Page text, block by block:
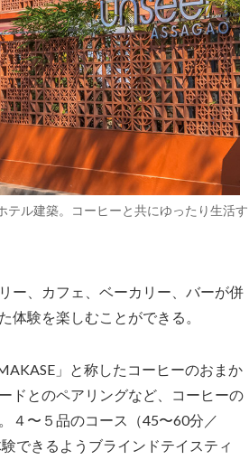
ル建築。コーヒーと共にゆったり生活す
ー、カフェ、ベーカリー、バーが併
体験を楽しむことができる。
」と称したコーヒーのおまか
ドとのペアリングなど、コーヒーの
４〜５品のコース（45〜60分／
できるようブラインドテイスティ